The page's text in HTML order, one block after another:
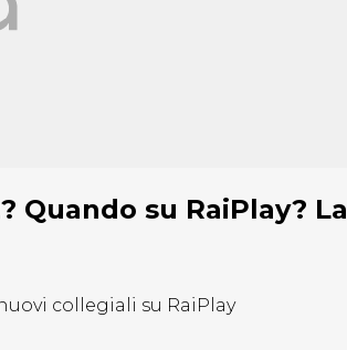
Quando su RaiPlay? La
collegiali su RaiPlay